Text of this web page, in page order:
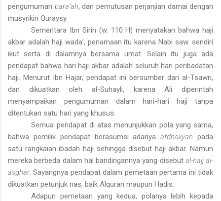
pengumuman bara’ah, dan pemutusan perjanjian damai dengan
musyrikin Quraysy.
Sementara Ibn Sîrîn (w. 110 H) menyatakan bahwa haji
akbar adalah haji wada’, penamaan itu karena Nabi saw. sendiri
ikut serta di dalamnya bersama umat. Selain itu juga ada
pendapat bahwa hari haji akbar adalah seluruh hari peribadatan
haji. Menurut Ibn Hajar, pendapat ini bersumber dari al-Tsawri,
dan dikuatkan oleh al-Suhayli, karena Ali diperintah
menyampaikan pengumuman dalam hari-hari haji tanpa
ditentukan satu hari yang khusus.
Semua pendapat di atas menunjukkan pola yang sama,
bahwa pemilik pendapat berasumsi adanyaafdhaliyah pada
satu rangkaian ibadah haji sehingga disebut haji akbar. Namun
mereka berbeda dalam hal bandingannya yang disebut al-hajj al-
asghar. Sayangnya pendapat dalam pemetaan pertama ini tidak
dikuatkan petunjuk nas, baik Alquran maupun Hadis.
Adapun pemetaan yang kedua, polanya lebih kepada